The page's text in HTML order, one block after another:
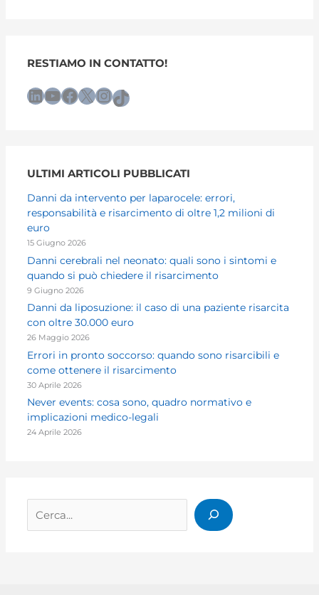
RESTIAMO IN CONTATTO!
LinkedIn YouTube Facebook X InstagramTikTok
ULTIMI ARTICOLI PUBBLICATI
Danni da intervento per laparocele: errori,
responsabilità e risarcimento di oltre 1,2 milioni di
euro
15 Giugno 2026
Danni cerebrali nel neonato: quali sono i sintomi e
quando si può chiedere il risarcimento
9 Giugno 2026
Danni da liposuzione: il caso di una paziente risarcita
con oltre 30.000 euro
26 Maggio 2026
Errori in pronto soccorso: quando sono risarcibili e
come ottenere il risarcimento
30 Aprile 2026
Never events: cosa sono, quadro normativo e
implicazioni medico-legali
24 Aprile 2026